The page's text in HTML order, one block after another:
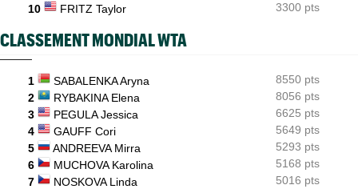
10
FRITZ Taylor 3300 pts
CLASSEMENT MONDIAL WTA
1 SABALENKA Aryna
8550 pts
2
RYBAKINA Elena
8056 pts
3
PEGULA Jessica
6625 pts
4
GAUFF Cori
5649 pts
5
ANDREEVA Mirra
5293 pts
6
MUCHOVA Karolina
5168 pts
7
NOSKOVA Linda
5016 pts